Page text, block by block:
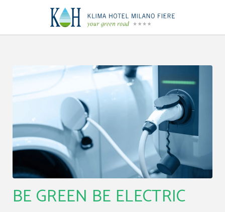
BE GREEN BE ELECTRIC